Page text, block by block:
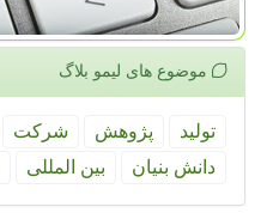
موضوع های لیمو بلاگ
تولید پژوهش شركت
دانش بنیان
بین المللی